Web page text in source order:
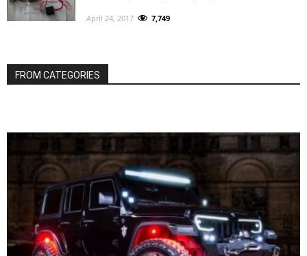
April 24, 2017 7,749
FROM CATEGORIES